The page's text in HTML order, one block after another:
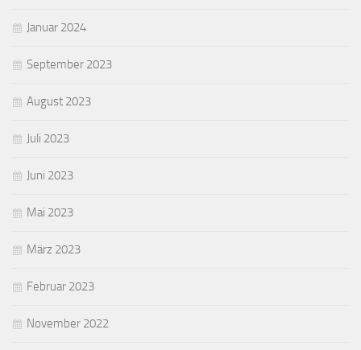
Januar 2024
September 2023
August 2023
Juli 2023
Juni 2023
Mai 2023
März 2023
Februar 2023
November 2022